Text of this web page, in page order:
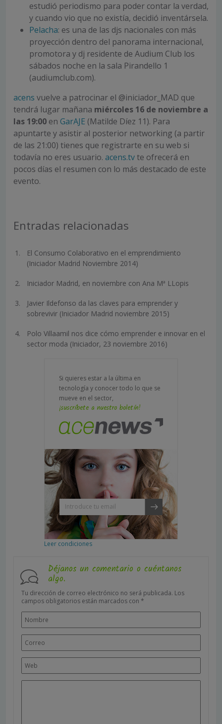
estudió periodismo para poder contar la verdad,
y cuando vio que no existía, decidió inventársela.
Pelacha: es una de las djs nacionales con más
proyección dentro del panorama internacional,
promotora y dj residente de Audium Club los
sábados noche en la sala Pirandello 1
(audiumclub.com).
acens vuelve a patrocinar el @iniciador_MAD que
tendrá lugar mañana miércoles 16 de noviembre a
las 19:00 en GarAJE (Matilde Díez 11). Para
apuntarte y asistir al posterior networking (a partir
de las 21:00) tienes que registrarte en su web si
todavía no eres usuario. acens.tvte ofrecerá en
pocos días el resumen con lo más destacado de este
evento.
Entradas relacionadas
El Consumo Colaborativo en el emprendimiento
(Iniciador Madrid Noviembre 2014)
Iniciador Madrid, en noviembre con Ana Mª LLopis
Javier Ildefonso da las claves para emprender y
sobrevivir (Iniciador Madrid noviembre 2015)
Polo Villaamil nos dice cómo emprender e innovar en el
sector moda (Iniciador, 23 noviembre 2016)
Si quieres estar a la última en
tecnología y conocer todo lo que se
mueve en el sector,
¡suscríbete a nuestro boletín!
Leer condiciones
Déjanos un comentario o cuéntanos
algo.
Tu dirección de correo electrónico no será publicada. Los
campos obligatorios están marcados con *